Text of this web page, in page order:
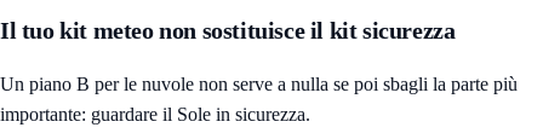
Il tuo kit meteo non sostituisce il kit sicurezza
Un piano B per le nuvole non serve a nulla se poi sbagli la parte più
importante: guardare il Sole in sicurezza.